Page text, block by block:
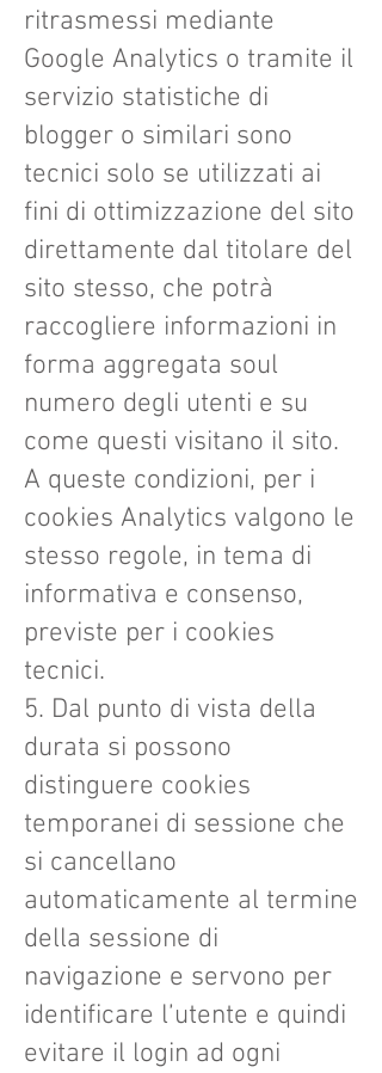
ritrasmessi mediante
Google Analytics o tramite il
servizio statistiche di
blogger o similari sono
tecnici solo se utilizzati ai
fini di ottimizzazione del sito
direttamente dal titolare del
sito stesso, che potrà
raccogliere informazioni in
forma aggregata soul
numero degli utenti e su
come questi visitano il sito.
A queste condizioni, per i
cookies Analytics valgono le
stesso regole, in tema di
informativa e consenso,
previste per i cookies
tecnici.
5. Dal punto di vista della
durata si possono
distinguere cookies
temporanei di sessione che
si cancellano
automaticamente al termine
della sessione di
navigazione e servono per
identificare l’utente e quindi
evitare il login ad ogni